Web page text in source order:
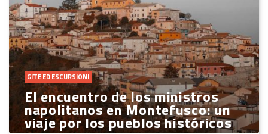
GITE ED ESCURSIONI
El encuentro de los ministros
napolitanos en Montefusco: un
viaje por los pueblos históricos